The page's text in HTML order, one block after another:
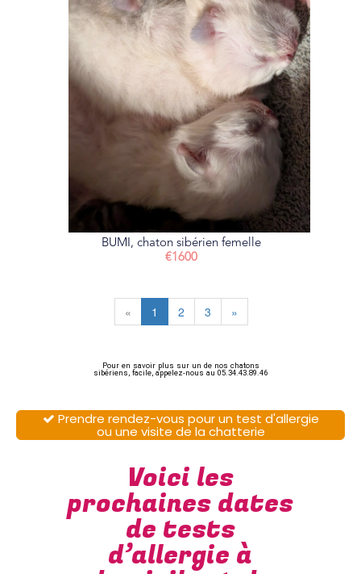
BUMI, chaton sibérien femelle
€1600
« 1 2 3 »
Pour en savoir plus sur un de nos chatons
sibériens, facile, appelez-nous au 05.34.43.89.46
 Prendre rendez-vous pour un test d'allergie
ou une visite de la chatterie
Voici les
prochaines dates
de tests
d’allergie à